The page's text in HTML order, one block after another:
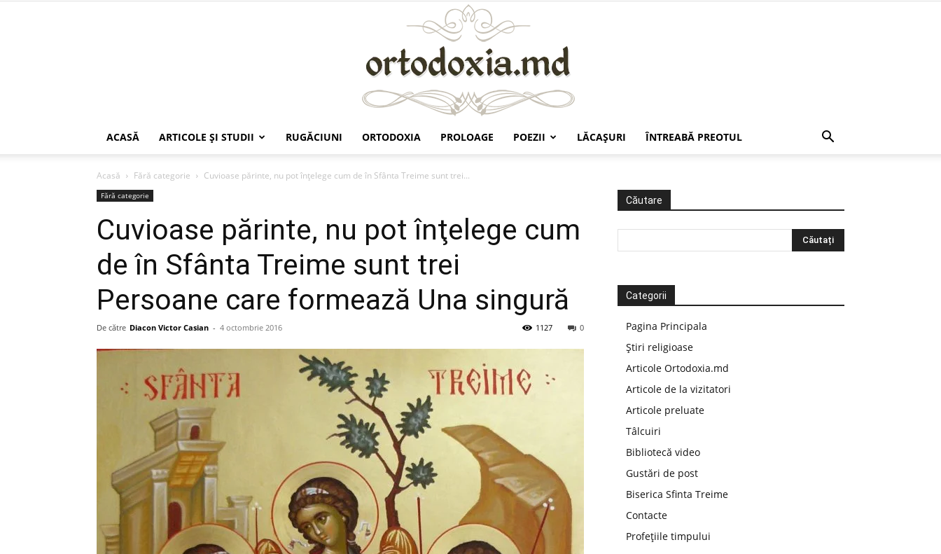
ACASĂ ARTICOLE ŞI STUDII RUGĂCIUNI ORTODOXIA PROLOAGE POEZII LĂCAŞURI ÎNTREABĂ PREOTUL
Acasă Fără categorie Cuvioase părinte, nu pot înţelege cum de în Sfânta Treime sunt trei...
Fără categorie
Cuvioase părinte, nu pot înţelege cum
de în Sfânta Treime sunt trei
Persoane care formează Una singură
De către Diacon Victor Casian - 4 octombrie 2016 0
1127
Căutare
Categorii
Pagina Principala
Știri religioase
Articole Ortodoxia.md
Articole de la vizitatori
Articole preluate
Tâlcuiri
Bibliotecă video
Gustări de post
Biserica Sfinta Treime
Contacte
Profețiile timpului